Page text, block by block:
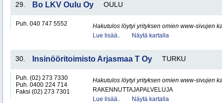
29. Bo LKV Oulu Oy OULU
Puh. 040 747 5552
Hakutulos löytyi yrityksen omien www-sivujen
Lue lisää..
Näytä kartalla
30. Insinööritoimisto Arjasmaa T Oy TURKU
Puh. (02) 273 7330
Puh. 0400 224 714
Faksi (02) 273 7301
Hakutulos löytyi yrityksen omien www-sivujen
RAKENNUTTAJAPALVELUJA
Lue lisää..
Näytä kartalla